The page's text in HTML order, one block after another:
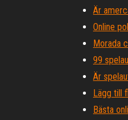
Är
Online
Morada
99
Är
Lägg till
Bästa